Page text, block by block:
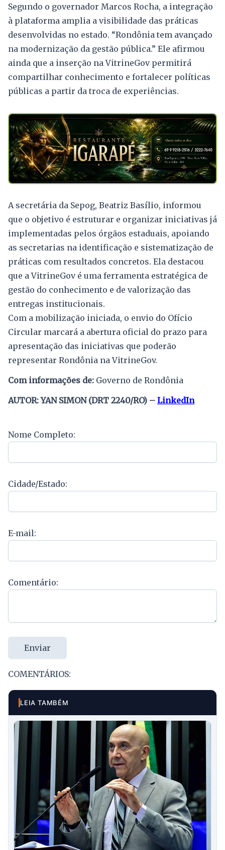
Segundo o governador Marcos Rocha, a integração
à plataforma amplia a visibilidade das práticas
desenvolvidas no estado. “Rondônia tem avançado
na modernização da gestão pública.” Ele afirmou
ainda que a inserção na VitrineGov permitirá
compartilhar conhecimento e fortalecer políticas
públicas a partir da troca de experiências.
A secretária da Sepog, Beatriz Basílio, informou
que o objetivo é estruturar e organizar iniciativas já
implementadas pelos órgãos estaduais, apoiando
as secretarias na identificação e sistematização de
práticas com resultados concretos. Ela destacou
que a VitrineGov é uma ferramenta estratégica de
gestão do conhecimento e de valorização das
entregas institucionais.
Com a mobilização iniciada, o envio do Ofício
Circular marcará a abertura oficial do prazo para
apresentação das iniciativas que poderão
representar Rondônia na VitrineGov.
Com informações de: Governo de Rondônia
AUTOR: YAN SIMON (DRT 2240/RO) – LinkedIn
Nome Completo:
Cidade/Estado:
E-mail:
Comentário:
Enviar
COMENTÁRIOS:
LEIA TAMBÉM